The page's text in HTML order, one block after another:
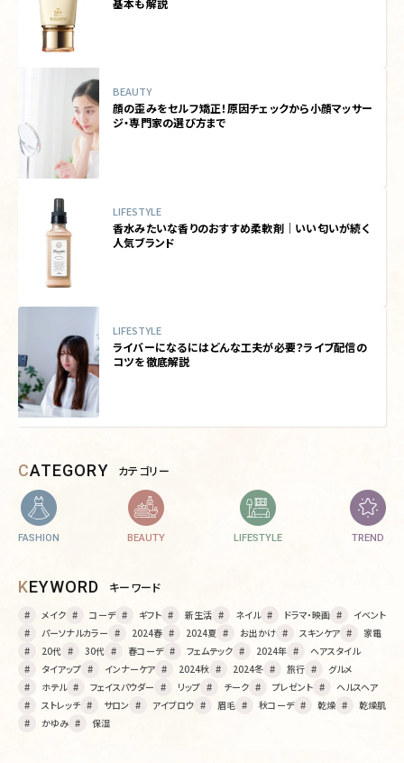
基本も解説
BEAUTY
顔の歪みをセルフ矯正！原因チェックから小顔マッサー
ジ・専門家の選び方まで
LIFESTYLE
香水みたいな香りのおすすめ柔軟剤｜いい匂いが続く
人気ブランド
LIFESTYLE
ライバーになるにはどんな工夫が必要？ライブ配信の
コツを徹底解説
CATEGORY カテゴリー
FASHION BEAUTY LIFESTYLE TREND
KEYWORD キーワード
メイク コーデ ギフト 新生活 ネイル ドラマ・映画
イベント
パーソナルカラー
2024春 2024夏 お出かけ スキンケア
家電
20代
30代 春コーデ フェムテック 2024年
ヘアスタイル
タイアップ
インナーケア 2024秋 2024冬 旅行
グルメ
ホテル
フェイスパウダー リップ チーク プレゼント
ヘルスヘア
ストレッチ
サロン アイブロウ 眉毛 秋コーデ 乾燥
乾燥肌
かゆみ
保湿